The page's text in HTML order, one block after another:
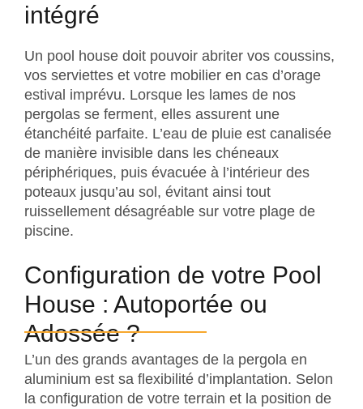
intégré
Un pool house doit pouvoir abriter vos coussins,
vos serviettes et votre mobilier en cas d’orage
estival imprévu. Lorsque les lames de nos
pergolas se ferment, elles assurent une
étanchéité parfaite. L’eau de pluie est canalisée
de manière invisible dans les chéneaux
périphériques, puis évacuée à l’intérieur des
poteaux jusqu’au sol, évitant ainsi tout
ruissellement désagréable sur votre plage de
piscine.
Configuration de votre Pool
House : Autoportée ou
Adossée ?
L’un des grands avantages de la pergola en
aluminium est sa flexibilité d’implantation. Selon
la configuration de votre terrain et la position de